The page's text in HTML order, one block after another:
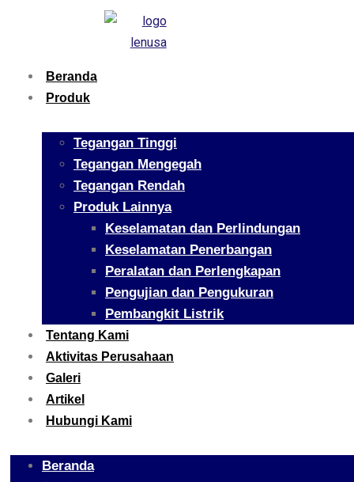
Beranda
Produk
Tegangan Tinggi
Tegangan Mengegah
Tegangan Rendah
Produk Lainnya
Keselamatan dan Perlindungan
Keselamatan Penerbangan
Peralatan dan Perlengkapan
Pengujian dan Pengukuran
Pembangkit Listrik
Tentang Kami
Aktivitas Perusahaan
Galeri
Artikel
Hubungi Kami
Beranda